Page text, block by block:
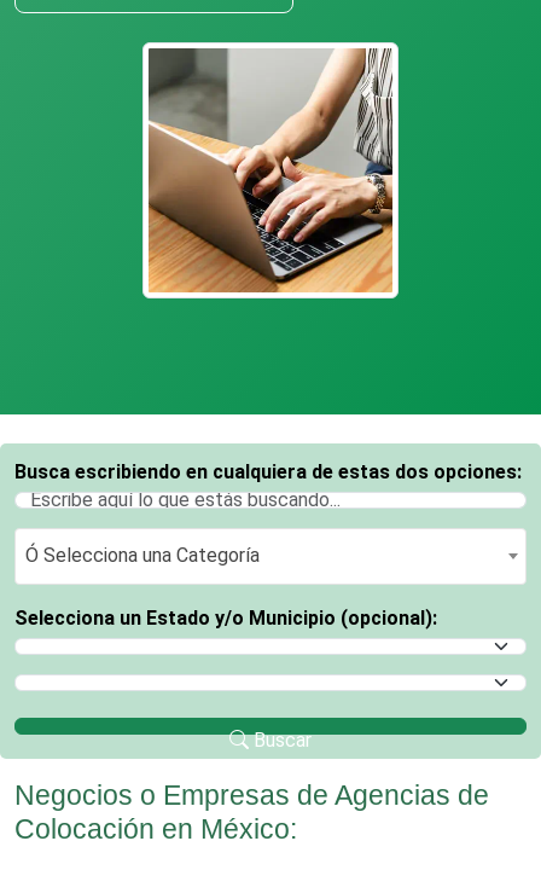
Busca escribiendo en cualquiera de estas dos opciones:
Ó Selecciona una Categoría
Ó Selecciona una Categoría
Selecciona un Estado y/o Municipio (opcional):
Selecciona un Estado
Selecciona un Municipio
Buscar
Negocios o Empresas de Agencias de
Colocación en México: